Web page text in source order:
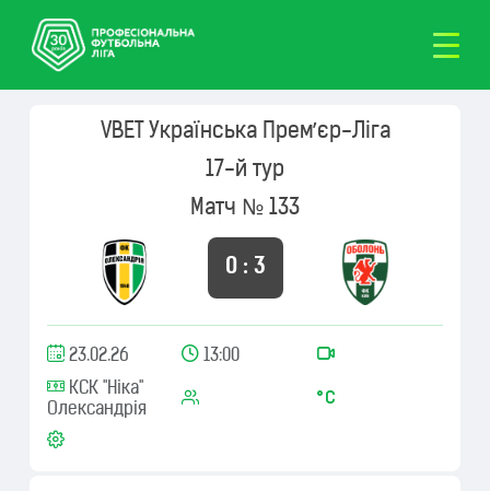
VBET Українська Премʼєр-Ліга
17-й тур
Матч № 133
0 : 3
23.02.26
13:00
КСК "Ніка"
Олександрія